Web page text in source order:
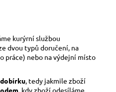
kurýrní službou
dvou typů doručení, na
práce) nebo na výdejní místo
dobírku , tedy jakmile zboží
, kdy zboží odesíláme